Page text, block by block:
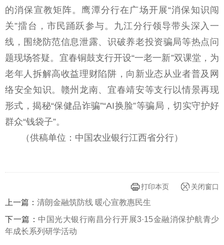
的消保宣教矩阵。鹰潭分行在广场开展“消保知识闯
关”擂台，市民踊跃参与。九江分行领导带头深入一
线，围绕防范信息泄露、识破养老投资骗局等热点问
题现场答疑。宜春铜鼓支行开设“一老一新”双课堂，为
老年人拆解高收益理财陷阱，向新业态从业者普及网
络安全知识。赣州龙南、宜春靖安等支行以情景再现
形式，揭秘“保健品诈骗”“AI换脸”等骗局，切实守护好
群众“钱袋子”。
（供稿单位：中国农业银行江西省分行）
打印本页 关闭窗口
上一篇： 清朗金融筑防线 暖心宣教惠民生
下一篇： 中国光大银行南昌分行开展3·15金融消保护航青少
年成长系列研学活动